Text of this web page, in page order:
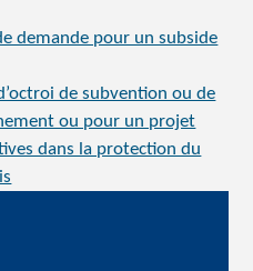
demande pour un subside
de subvention ou de
ou pour un projet
dans la protection du